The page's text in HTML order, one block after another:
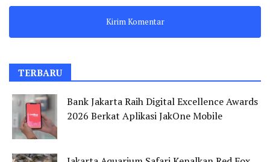
TERBARU
Bank Jakarta Raih Digital Excellence Awards
2026 Berkat Aplikasi JakOne Mobile